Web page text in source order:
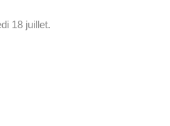
18 juillet.